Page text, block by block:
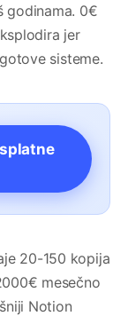
godinama. 0€
jer
sisteme.
20-150 kopija
mesečno
Notion